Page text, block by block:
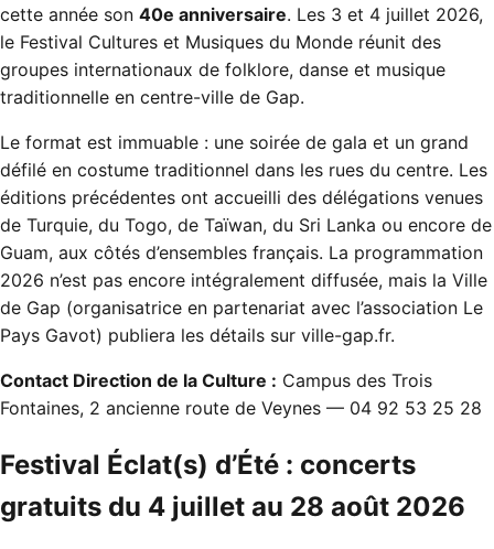
cette année son 40e anniversaire. Les 3 et 4 juillet 2026,
le Festival Cultures et Musiques du Monde réunit des
groupes internationaux de folklore, danse et musique
traditionnelle en centre-ville de Gap.
Le format est immuable : une soirée de gala et un grand
défilé en costume traditionnel dans les rues du centre. Les
éditions précédentes ont accueilli des délégations venues
de Turquie, du Togo, de Taïwan, du Sri Lanka ou encore de
Guam, aux côtés d’ensembles français. La programmation
2026 n’est pas encore intégralement diffusée, mais la Ville
de Gap (organisatrice en partenariat avec l’association Le
Pays Gavot) publiera les détails sur ville-gap.fr.
Contact Direction de la Culture : Campus des Trois
Fontaines, 2 ancienne route de Veynes — 04 92 53 25 28
Festival Éclat(s) d’Été : concerts
gratuits du 4 juillet au 28 août 2026